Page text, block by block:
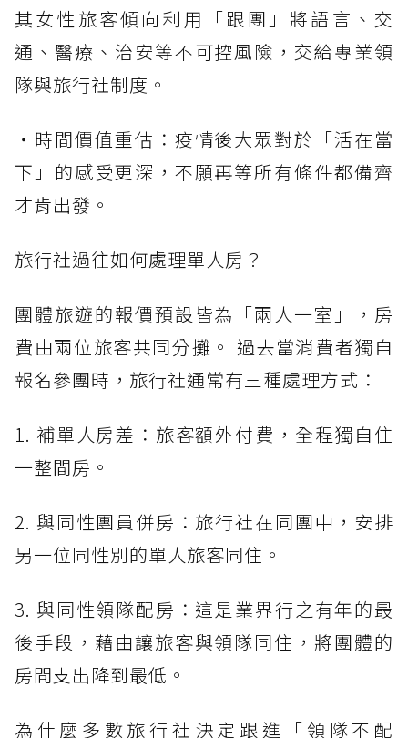
其女性旅客傾向利用「跟團」將語言、交
通、醫療、治安等不可控風險，交給專業領
隊與旅行社制度。
・時間價值重估：疫情後大眾對於「活在當
下」的感受更深，不願再等所有條件都備齊
才肯出發。
旅行社過往如何處理單人房？
團體旅遊的報價預設皆為「兩人一室」，房
費由兩位旅客共同分攤。 過去當消費者獨自
報名參團時，旅行社通常有三種處理方式：
1. 補單人房差：旅客額外付費，全程獨自住
一整間房。
2. 與同性團員併房：旅行社在同團中，安排
另一位同性別的單人旅客同住。
3. 與同性領隊配房：這是業界行之有年的最
後手段，藉由讓旅客與領隊同住，將團體的
房間支出降到最低。
為什麼多數旅行社決定跟進「領隊不配